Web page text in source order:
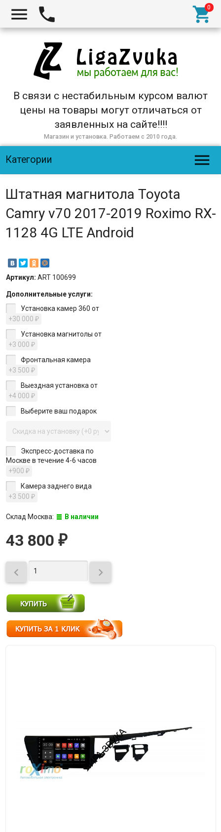
  
В связи с нестабильным курсом валют
цены на товары могут отличаться от
заявленных на сайте!!!!
Магазин и установка. Работаем с 2010 года.
Категории 
Штатная магнитола Toyota
Camry v70 2017-2019 Roximo RX-
1128 4G LTE Android
Артикул: ART 100699
Дополнительные услуги:
Установка камер 360 от
+30 000 ₽
Установка магнитолы от
+3 000 ₽
Фронтальная камера
+3 500 ₽
Выездная установка от
+4 000 ₽
Выберите ваш подарок
Экспресс-доставка по
Москве в течение 4-6 часов
+900 ₽
Камера заднего вида
+3 500 ₽
Склад Москва: В наличии
43 800 ₽
 